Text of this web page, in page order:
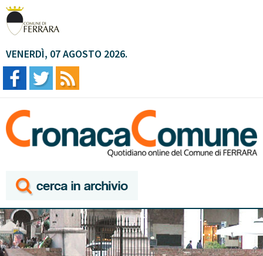
VENERDÌ, 07 AGOSTO 2026.